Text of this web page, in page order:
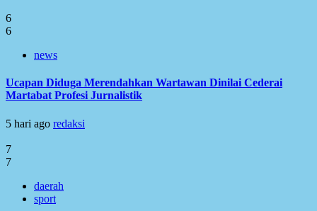
6
6
news
Ucapan Diduga Merendahkan Wartawan Dinilai Cederai
Martabat Profesi Jurnalistik
5 hari ago redaksi
7
7
daerah
sport